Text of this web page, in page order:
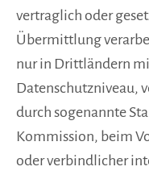
vertraglich oder
Übermittlung
nur in Drittländern
Datenschutzniveau,
durch sogenannte
Kommission, beim
oder verbindlicher